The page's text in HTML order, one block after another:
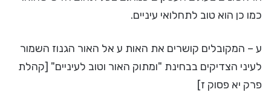
כמו כן הוא טוב לתחלואי עיניים.
ע – המקובלים קושרים את האות ע אל האור הגנוז השמור
לעיני הצדיקים בבחינת "ומתוק האור וטוב לעיניים" [קהלת
פרק יא פסוק ז]